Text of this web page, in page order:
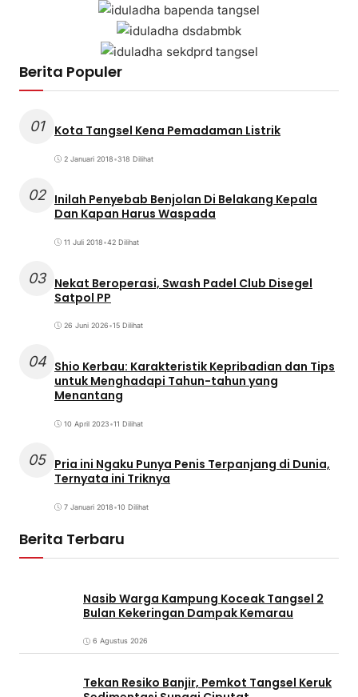
Berita Populer
01 Kota Tangsel Kena Pemadaman Listrik
2 Januari 2018•318 Dilihat
02 Inilah Penyebab Benjolan Di Belakang Kepala
Dan Kapan Harus Waspada
11 Juli 2018•42 Dilihat
03 Nekat Beroperasi, Swash Padel Club Disegel
Satpol PP
26 Juni 2026•15 Dilihat
04 Shio Kerbau: Karakteristik Kepribadian dan Tips
untuk Menghadapi Tahun-tahun yang
Menantang
10 April 2023•11 Dilihat
05 Pria ini Ngaku Punya Penis Terpanjang di Dunia,
Ternyata ini Triknya
7 Januari 2018•10 Dilihat
Berita Terbaru
Nasib Warga Kampung Koceak Tangsel 2
Bulan Kekeringan Dampak Kemarau
6 Agustus 2026
Tekan Resiko Banjir, Pemkot Tangsel Keruk